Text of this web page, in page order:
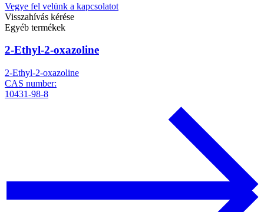
Vegye fel velünk a kapcsolatot
Visszahívás kérése
Egyéb termékek
2-Ethyl-2-oxazoline
2-Ethyl-2-oxazoline
CAS number:
10431-98-8